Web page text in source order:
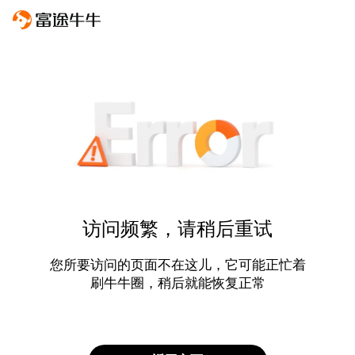
访问频繁，请稍后重试
您所要访问的页面不在这儿，它可能正忙着
刷牛牛圈，稍后就能恢复正常